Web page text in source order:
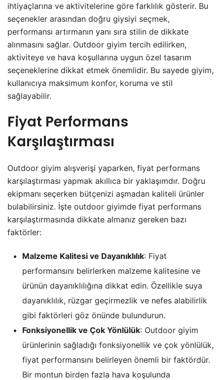
ihtiyaçlarına ve aktivitelerine göre farklılık gösterir. Bu
seçenekler arasından doğru giysiyi seçmek,
performansı artırmanın yanı sıra stilin de dikkate
alınmasını sağlar. Outdoor giyim tercih edilirken,
aktiviteye ve hava koşullarına uygun özel tasarım
seçeneklerine dikkat etmek önemlidir. Bu sayede giyim,
kullanıcıya maksimum konfor, koruma ve stil
sağlayabilir.
Fiyat Performans
Karşılaştırması
Outdoor giyim alışverişi yaparken, fiyat performans
karşılaştırması yapmak akıllıca bir yaklaşımdır. Doğru
ekipmanı seçerken bütçenizi aşmadan kaliteli ürünler
bulabilirsiniz. İşte outdoor giyimde fiyat performans
karşılaştırmasında dikkate almanız gereken bazı
faktörler:
Malzeme Kalitesi ve Dayanıklılık: Fiyat
performansını belirlerken malzeme kalitesine ve
ürünün dayanıklılığına dikkat edin. Özellikle suya
dayanıklılık, rüzgar geçirmezlik ve nefes alabilirlik
gibi faktörleri göz önünde bulundurun.
Fonksiyonellik ve Çok Yönlülük: Outdoor giyim
ürünlerinin sağladığı fonksiyonellik ve çok yönlülük,
fiyat performansını belirleyen önemli bir faktördür.
Bir montun birden fazla hava koşulunda